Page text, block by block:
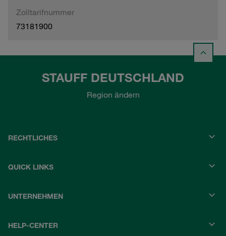
Zolltarifnummer
73181900
STAUFF DEUTSCHLAND
Region ändern
RECHTLICHES
QUICK LINKS
UNTERNEHMEN
HELP-CENTER